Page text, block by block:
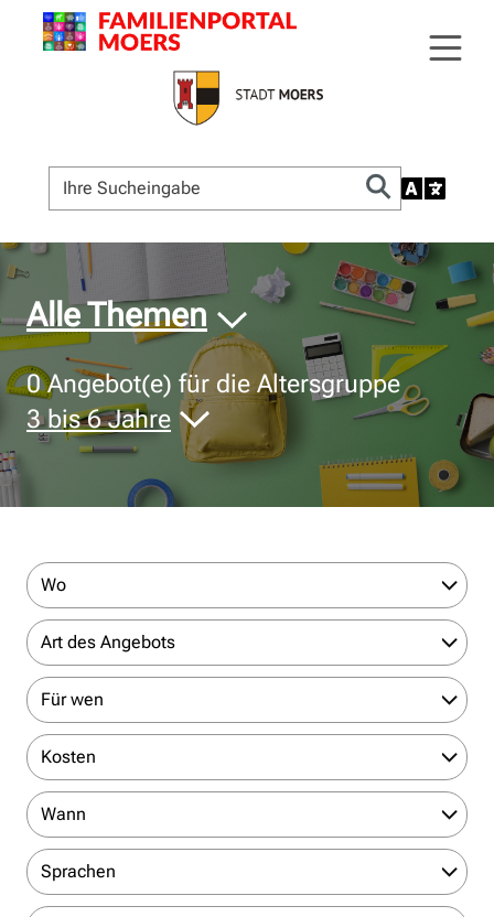
© Bildnachweis
Alle Themen
0Angebot(e) für die Altersgruppe
3 bis 6 Jahre
Wo
Art des Angebots
Für wen
Kosten
Wann
Sprachen